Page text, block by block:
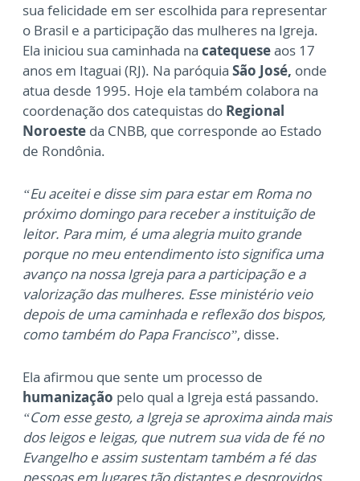
sua felicidade em ser escolhida para representar
o Brasil e a participação das mulheres na Igreja.
Ela iniciou sua caminhada na catequeseaos 17
anos em Itaguai (RJ). Na paróquia São José, onde
atua desde 1995. Hoje ela também colabora na
coordenação dos catequistas do Regional
Noroeste da CNBB, que corresponde ao Estado
de Rondônia.
“Eu aceitei e disse sim para estar em Roma no
próximo domingo para receber a instituição de
leitor. Para mim, é uma alegria muito grande
porque no meu entendimento isto significa uma
avanço na nossa Igreja para a participação e a
valorização das mulheres. Esse ministério veio
depois de uma caminhada e reflexão dos bispos,
como também do Papa Francisco”, disse.
Ela afirmou que sente um processo de
humanização pelo qual a Igreja está passando.
“Com esse gesto, a Igreja se aproxima ainda mais
dos leigos e leigas, que nutrem sua vida de fé no
Evangelho e assim sustentam também a fé das